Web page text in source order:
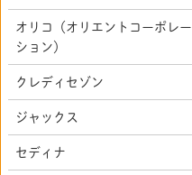
オリコ（オリエントコーポレー
ション）
クレディセゾン
ジャックス
セディナ